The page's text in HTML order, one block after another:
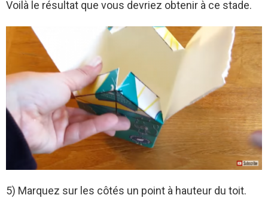
Voilà le résultat que vous devriez obtenir à ce stade.
5) Marquez sur les côtés un point à hauteur du toit.